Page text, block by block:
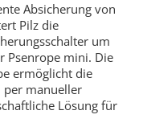
Absicherung von
Pilz die
um
Psenrope mini. Die
ermöglicht die
per manueller
Lösung für